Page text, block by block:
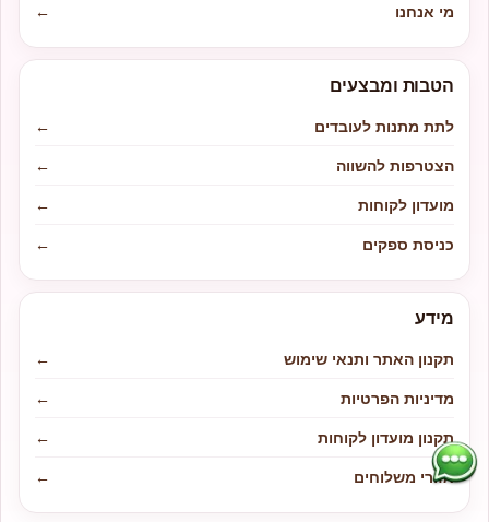
מי אנחנו
←
הטבות ומבצעים
לתת מתנות לעובדים
←
הצטרפות להשווה
←
מועדון לקוחות
←
כניסת ספקים
←
מידע
תקנון האתר ותנאי שימוש
←
מדיניות הפרטיות
←
תקנון מועדון לקוחות
←
אזורי משלוחים
←